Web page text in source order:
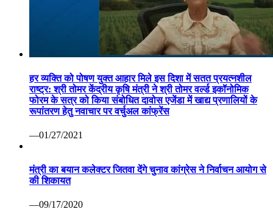
हर व्यक्ति को पोषण युक्त आहार मिले इस दिशा में सतत प्रयत्नशील
राष्ट्र: श्री तोमर केंद्रीय कृषि मंत्री ने श्री तोमर वर्ल्ड इकॉनोमिक
फोरम के सत्र को किया संबोधित दावोस एजेंडा में खाद्य प्रणालियों के
रूपांतरण हेतु नवाचार पर वर्चुअल कांफ्रेंस
—01/27/2021
मंत्री का बयान कलेक्टर जितवा देंगे चुनाव कांग्रेस ने निर्वाचन आयोग से
की शिकायत
—09/17/2020